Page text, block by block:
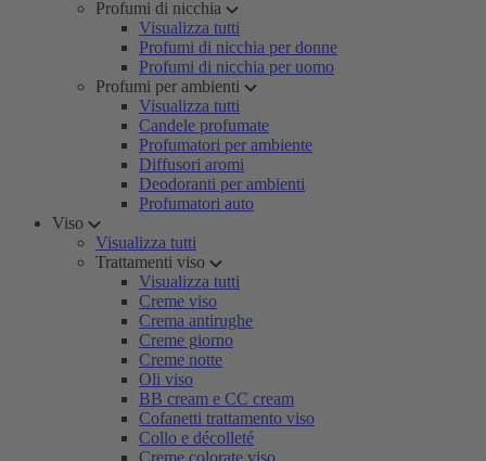
Profumi di nicchia
Visualizza tutti
Profumi di nicchia per donne
Profumi di nicchia per uomo
Profumi per ambienti
Visualizza tutti
Candele profumate
Profumatori per ambiente
Diffusori aromi
Deodoranti per ambienti
Profumatori auto
Viso
Visualizza tutti
Trattamenti viso
Visualizza tutti
Creme viso
Crema antirughe
Creme giorno
Creme notte
Oli viso
BB cream e CC cream
Cofanetti trattamento viso
Collo e décolleté
Creme colorate viso